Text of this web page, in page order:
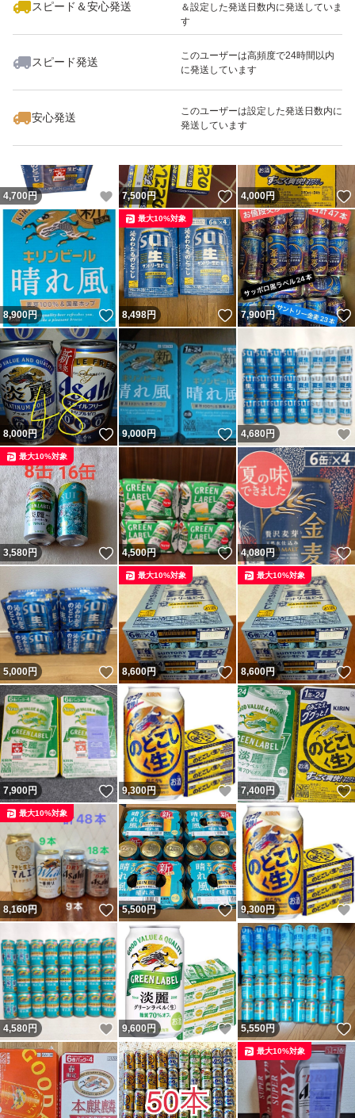
スピード＆安心発送
＆設定した発送日数内に発送していま
す
スピード発送
このユーザーは高頻度で24時間以内
に発送しています
安心発送
このユーザーは設定した発送日数内に
発送しています
いいね！
6,800
4,700円 いいね！
7,500円 いいね！
4,000円
8,900円 いいね！
8,498円 いいね！
最大10%対象
7,900円
8,000円 いいね！
9,000円 いいね！
4,680円
3,580円 いいね！
最大10%対象
4,500円 いいね！
4,080円
5,000円 いいね！
8,600円 いいね！
最大10%対象
8,600円
最大10%対象
7,900円 いいね！
9,300円 いいね！
7,400円
8,160円 いいね！
最大10%対象
5,500円 いいね！
9,300円
4,580円 いいね！
9,600円 いいね！
5,550円
最大10%対象